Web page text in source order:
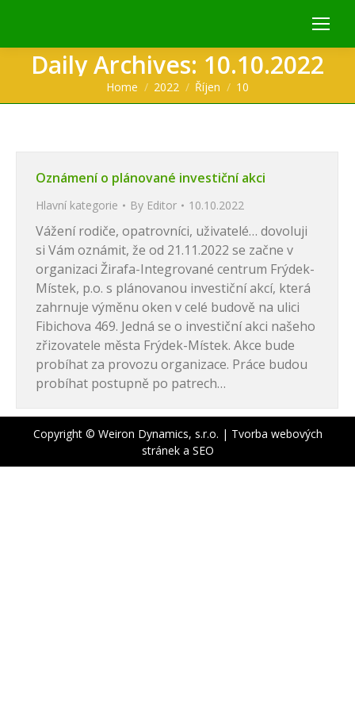
Daily Archives: 10.10.2022
You are here:
Home 2022 Říjen 10
Oznámení o plánované investiční akci
Hlavní kategorie By Editor 10.10.2022
Vážení rodiče, opatrovníci, uživatelé… dovoluji
si Vám oznámit, že od 21.11.2022 se začne v
organizaci Žirafa-Integrované centrum Frýdek-
Místek, p.o. s plánovanou investiční akcí, která
zahrnuje výměnu oken v celé budově na ulici
Fibichova 469. Jedná se o investiční akci našeho
zřizovatele města Frýdek-Místek. Akce bude
probíhat za provozu organizace. Práce budou
probíhat postupně po patrech…
Copyright © Weiron Dynamics, s.r.o. | Tvorba webových
stráneka SEO